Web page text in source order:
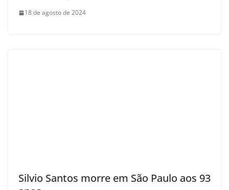
18 de agosto de 2024
Silvio Santos morre em São Paulo aos 93